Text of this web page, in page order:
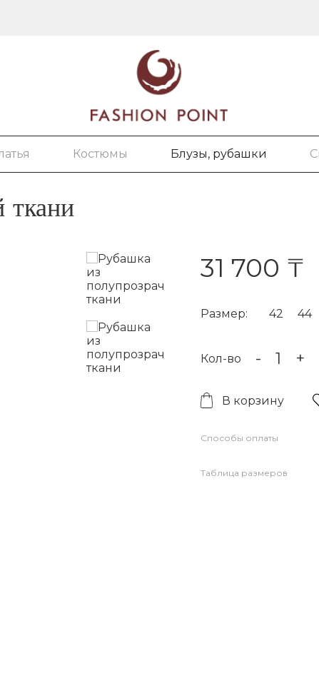
Костюмы Блузы, рубашки
31 700 ₸
Размер: 42 44
Кол-во - +
В корзину
Способы оплаты
Таблица размеров